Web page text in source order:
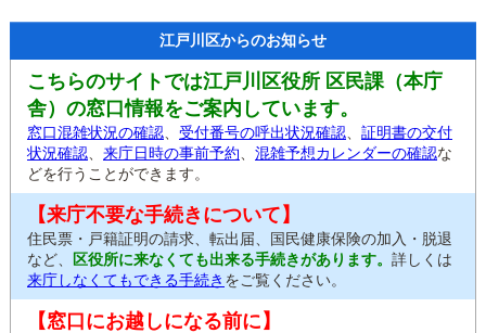
江戸川区からのお知らせ
こちらのサイトでは江戸川区役所 区民課（本庁
舎）の窓口情報をご案内しています。
窓口混雑状況の確認 受付番号の呼出状況確認
証明書の交付
状況確認
来庁日時の事前予約 混雑予想カレンダーの確認な
どを行うことができます。
【来庁不要な手続きについて】
住民票・戸籍証明の請求、転出届、国民健康保険の加入・脱退
など、
区役所に来なくても出来る手続きがあります。 詳しくは
来庁しなくてもできる手続き をご覧ください。
【窓口にお越しになる前に】